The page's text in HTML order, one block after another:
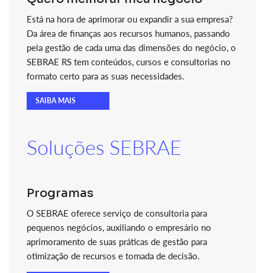
Está na hora de aprimorar ou expandir a sua empresa?
Da área de finanças aos recursos humanos, passando
pela gestão de cada uma das dimensões do negócio, o
SEBRAE RS tem conteúdos, cursos e consultorias no
formato certo para as suas necessidades.
SAIBA MAIS
Soluções SEBRAE
Programas
O SEBRAE oferece serviço de consultoria para
pequenos negócios, auxiliando o empresário no
aprimoramento de suas práticas de gestão para
otimização de recursos e tomada de decisão.